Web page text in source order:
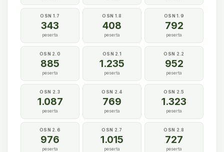
OSN 1.7
343
peserta
OSN 1.8
408
peserta
OSN 1.9
792
peserta
OSN 2.0
885
peserta
OSN 2.1
1.235
peserta
OSN 2.2
952
peserta
OSN 2.3
1.087
peserta
OSN 2.4
769
peserta
OSN 2.5
1.323
peserta
OSN 2.6
976
peserta
OSN 2.7
1.015
peserta
OSN 2.8
727
peserta